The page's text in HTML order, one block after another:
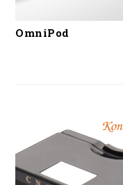
OmniPod